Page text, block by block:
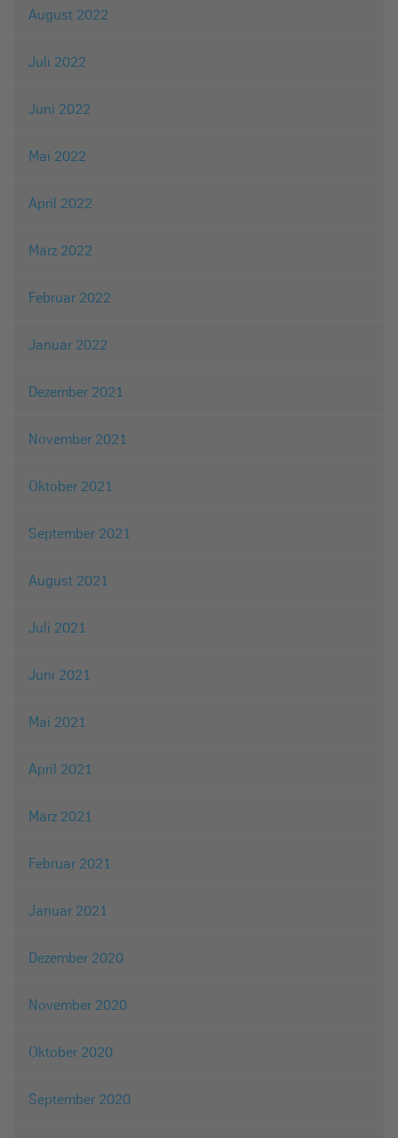
August 2022
Juli 2022
Juni 2022
Mai 2022
April 2022
März 2022
Februar 2022
Januar 2022
Dezember 2021
November 2021
Oktober 2021
September 2021
August 2021
Juli 2021
Juni 2021
Mai 2021
April 2021
März 2021
Februar 2021
Januar 2021
Dezember 2020
November 2020
Oktober 2020
September 2020